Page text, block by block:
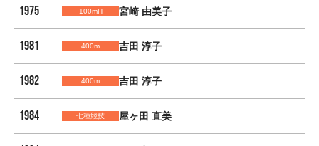
1975 100mH 宮崎 由美子
1981 400m 吉田 淳子
1982 400m 吉田 淳子
1984 七種競技 屋ヶ田 直美